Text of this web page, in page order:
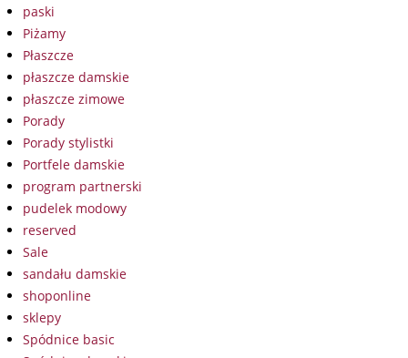
paski
Piżamy
Płaszcze
płaszcze damskie
płaszcze zimowe
Porady
Porady stylistki
Portfele damskie
program partnerski
pudelek modowy
reserved
Sale
sandału damskie
shoponline
sklepy
Spódnice basic